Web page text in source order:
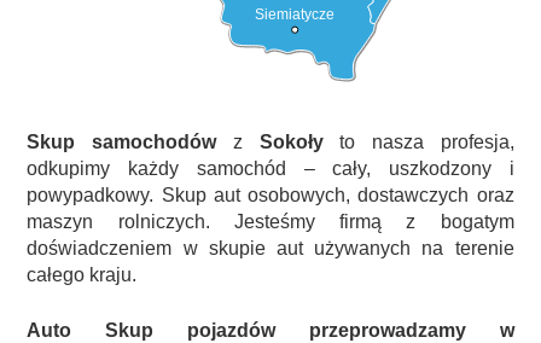
Siemiatycze
Skup samochodówz Sokołyto nasza profesja,
odkupimy każdy samochód – cały, uszkodzony i
powypadkowy. Skup aut osobowych, dostawczych oraz
maszyn rolniczych. Jesteśmy firmą z bogatym
doświadczeniem w skupie aut używanych na terenie
całego kraju.
Auto Skup pojazdów przeprowadzamy w